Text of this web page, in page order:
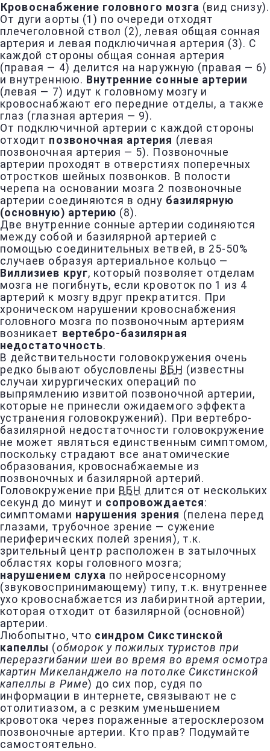
Кровоснабжение головного мозга (вид снизу).
От дуги аорты (1) по очереди отходят
плечеголовной ствол (2), левая общая сонная
артерия и левая подключичная артерия (3). С
каждой стороны общая сонная артерия
(правая — 4) делится на наружную (правая — 6)
и внутреннюю. Внутренние сонные артерии
(левая — 7) идут к головному мозгу и
кровоснабжают его передние отделы, а также
глаз (глазная артерия — 9).
От подключичной артерии с каждой стороны
отходит позвоночная артерия (левая
позвоночная артерия — 5). Позвоночные
артерии проходят в отверстиях поперечных
отростков шейных позвонков. В полости
черепа на основании мозга 2 позвоночные
артерии соединяются в одну базилярную
(основную) артерию (8).
Две внутренние сонные артерии содиняются
между собой и базилярной артерией с
помощью соединительных ветвей, в 25-50%
случаев образуя артериальное кольцо —
Виллизиев круг, который позволяет отделам
мозга не погибнуть, если кровоток по 1 из 4
артерий к мозгу вдруг прекратится. При
хроническом нарушении кровоснабжения
головного мозга по позвоночным артериям
возникает вертебро-базилярная
недостаточность.
В действительности головокружения очень
редко бывают обусловлены ВБН (известны
случаи хирургических операций по
выпрямлению извитой позвоночной артерии,
которые не принесли ожидаемого эффекта
устранения головокружений). При вертебро-
базилярной недостаточности головокружение
не может являться единственным симптомом,
поскольку страдают все анатомические
образования, кровоснабжаемые из
позвоночных и базилярной артерий.
Головокружение при ВБН длится от нескольких
секунд до минут и сопровождается:
симптомами нарушения зрения (пелена перед
глазами, трубочное зрение — сужение
периферических полей зрения), т.к.
зрительный центр расположен в затылочных
областях коры головного мозга;
нарушением слуха по нейросенсорному
(звуковоспринимающему) типу, т.к. внутреннее
ухо кровоснабжается из лабиринтной артерии,
которая отходит от базилярной (основной)
артерии.
Любопытно, что синдром Сикстинской
капеллы (обморок у пожилых туристов при
переразгибании шеи во время во время осмотра
картин Микеланджело на потолке Сикстинской
капеллы в Риме) до сих пор, судя по
информации в интернете, связывают не с
отолитиазом, а с резким уменьшением
кровотока через пораженные атеросклерозом
позвоночные артерии. Кто прав? Подумайте
самостоятельно.